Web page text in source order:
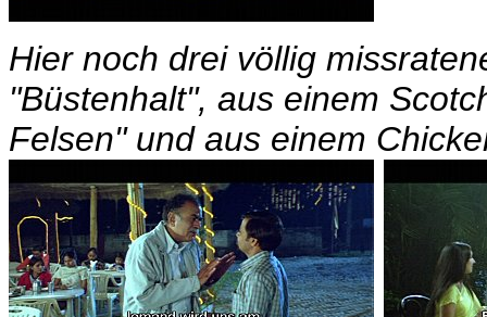
Hier noch drei völlig
"Büstenhalt", aus einem
Felsen" und aus einem